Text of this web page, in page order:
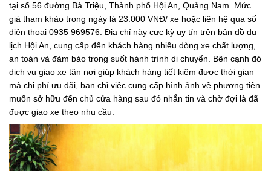
tại số 56 đường Bà Triệu, Thành phố Hội An, Quảng Nam. Mức
giá tham khảo trong ngày là 23.000 VNĐ/ xe hoặc liên hệ qua số
điện thoại 0935 969576. Địa chỉ này cực kỳ uy tín trên bản đồ du
lịch Hội An, cung cấp đến khách hàng nhiều dòng xe chất lượng,
an toàn và đảm bảo trong suốt hành trình di chuyển. Bên cạnh đó
dịch vụ giao xe tận nơi giúp khách hàng tiết kiệm được thời gian
mà chi phí ưu đãi, bạn chỉ việc cung cấp hình ảnh về phương tiện
muốn sở hữu đến chủ cửa hàng sau đó nhắn tin và chờ đợi là đã
được giao xe theo nhu cầu.